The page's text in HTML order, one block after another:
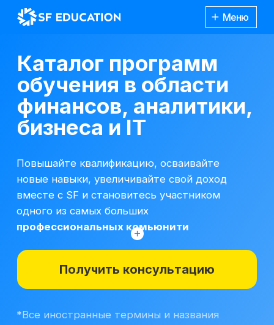
обучения в области
финансов, аналитики,
бизнеса и IT
*Все иностранные термины и названия
вы можете найти с расшифровкой
Получить консультацию
Повышайте квалификацию, осваивайте
новые навыки, увеличивайте свой доход
профессиональных комьюнити